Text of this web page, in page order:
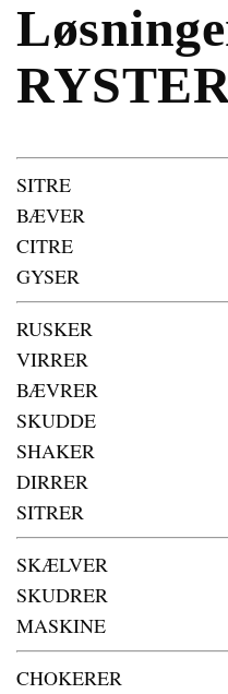
SITRE
BÆVER
CITRE
GYSER
RUSKER
VIRRER
BÆVRER
SKUDDE
SHAKER
DIRRER
SITRER
SKÆLVER
SKUDRER
MASKINE
CHOKERER